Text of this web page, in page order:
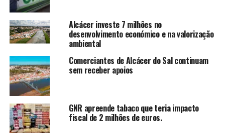
Alcácer investe 7 milhões no
desenvolvimento económico e na valorização
ambiental
Comerciantes de Alcácer do Sal continuam
sem receber apoios
GNR apreende tabaco que teria impacto
fiscal de 2 milhões de euros.